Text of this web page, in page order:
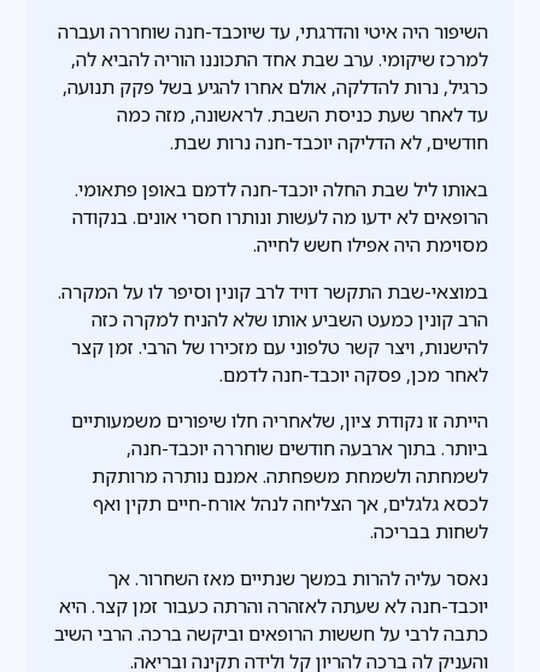
השיפור היה איטי והדרגתי, עד שיוכבד-חנה שוחררה ועברה
למרכז שיקומי. ערב שבת אחד התכוננו הוריה להביא לה,
כרגיל, נרות להדלקה, אולם אחרו להגיע בשל פקק תנועה,
עד לאחר שעת כניסת השבת. לראשונה, מזה כמה
חודשים, לא הדליקה יוכבד-חנה נרות שבת.
באותו ליל שבת החלה יוכבד-חנה לדמם באופן פתאומי.
הרופאים לא ידעו מה לעשות ונותרו חסרי אונים. בנקודה
מסוימת היה אפילו חשש לחייה.
במוצאי-שבת התקשר דויד לרב קונין וסיפר לו על המקרה.
הרב קונין כמעט השביע אותו שלא להניח למקרה כזה
להישנות, ויצר קשר טלפוני עם מזכירו של הרבי. זמן קצר
לאחר מכן, פסקה יוכבד-חנה לדמם.
הייתה זו נקודת ציון, שלאחריה חלו שיפורים משמעותיים
ביותר. בתוך ארבעה חודשים שוחררה יוכבד-חנה,
לשמחתה ולשמחת משפחתה. אמנם נותרה מרותקת
לכסא גלגלים, אך הצליחה לנהל אורח-חיים תקין ואף
לשחות בבריכה.
נאסר עליה להרות במשך שנתיים מאז השחרור. אך
יוכבד-חנה לא שעתה לאזהרה והרתה כעבור זמן קצר. היא
כתבה לרבי על חששות הרופאים וביקשה ברכה. הרבי השיב
והעניק לה ברכה להריון קל ולידה תקינה ובריאה.